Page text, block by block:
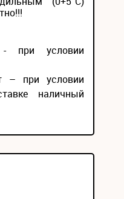
- при условии
– при условии
наличный